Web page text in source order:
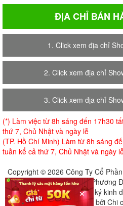
ĐỊA CHỈ BÁN
1. Click xem địa chỉ
2. Click xem địa chỉ
3. Click xem địa chỉ
(*) Làm việc từ 8h sáng đến 17h30
thứ 7, Chủ Nhật và ngày lễ
(TP. Hồ Chí Minh) Làm từ 8h sáng
tuần kể cả thứ 7, Chủ Nhật và ngày
Copyright © 2026 Công Ty Cổ
Phương
Giấy chứng nhận đăng ký kinh
Cấp ngày 18-07-2018 bởi Chi
×